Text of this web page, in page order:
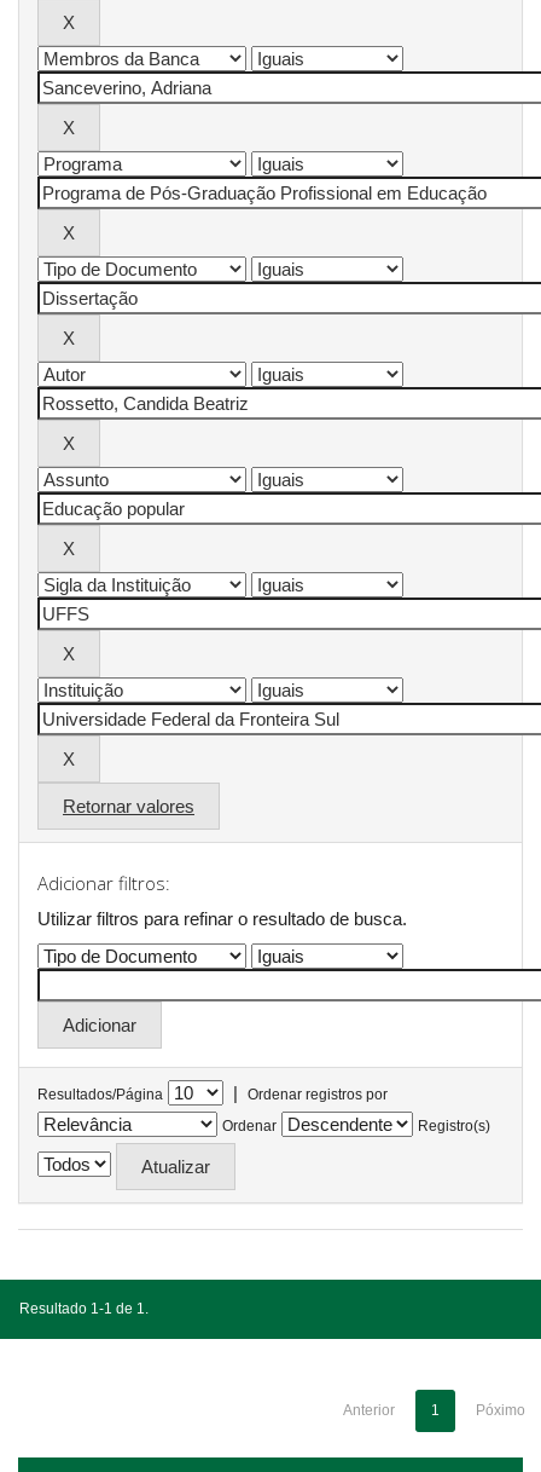
Retornar valores
Adicionar filtros:
Utilizar filtros para refinar o resultado de busca.
Resultados/Página |
Ordenar registros por
Ordenar
Registro(s)
Resultado 1-1 de 1.
Anterior 1 Póximo